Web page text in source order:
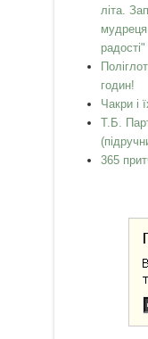
літа.
мудреця
радості"
годин!
Чакри і
Т.Б.
365